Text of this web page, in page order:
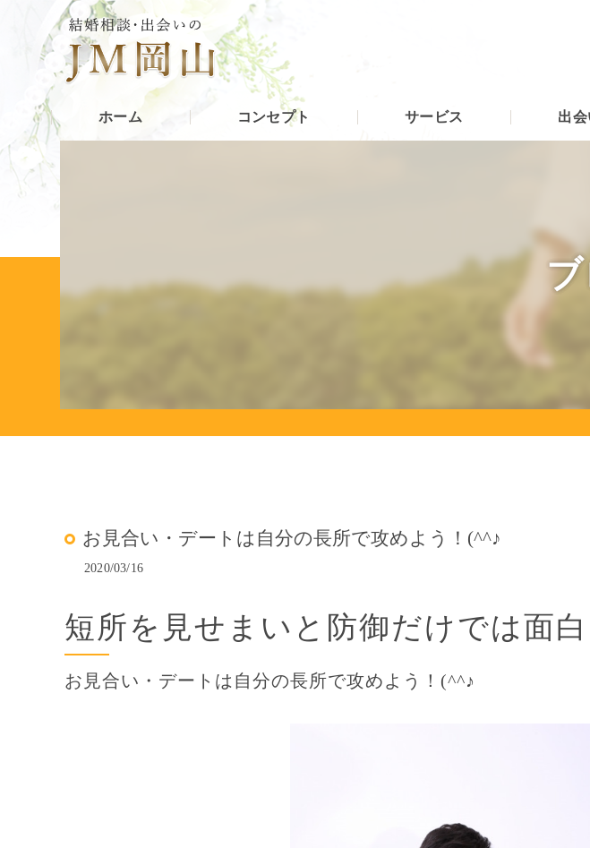
ホーム コンセプト サービス 出
お見合い・デートは自分の長所で攻めよう！(^^♪
2020/03/16
お見合い・デートは自分の長所で攻めよう！(^^♪
短所を見せまいと防御だけでは面白